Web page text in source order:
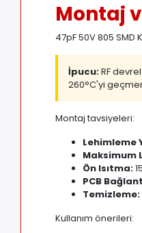
Montaj
47pF 50V 805
İpucu:RF
260°C'yi
Montaj tavsiyeleri:
Lehimleme
Maksimum
Ön Isıtma:
PCB
Temizleme:
Kullanım önerileri: